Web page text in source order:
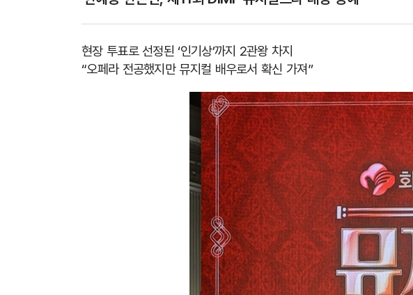
현장 투표로 선정된 ‘인기상’까지 2관왕 차지
“오페라 전공했지만 뮤지컬 배우로서 확신 가져”